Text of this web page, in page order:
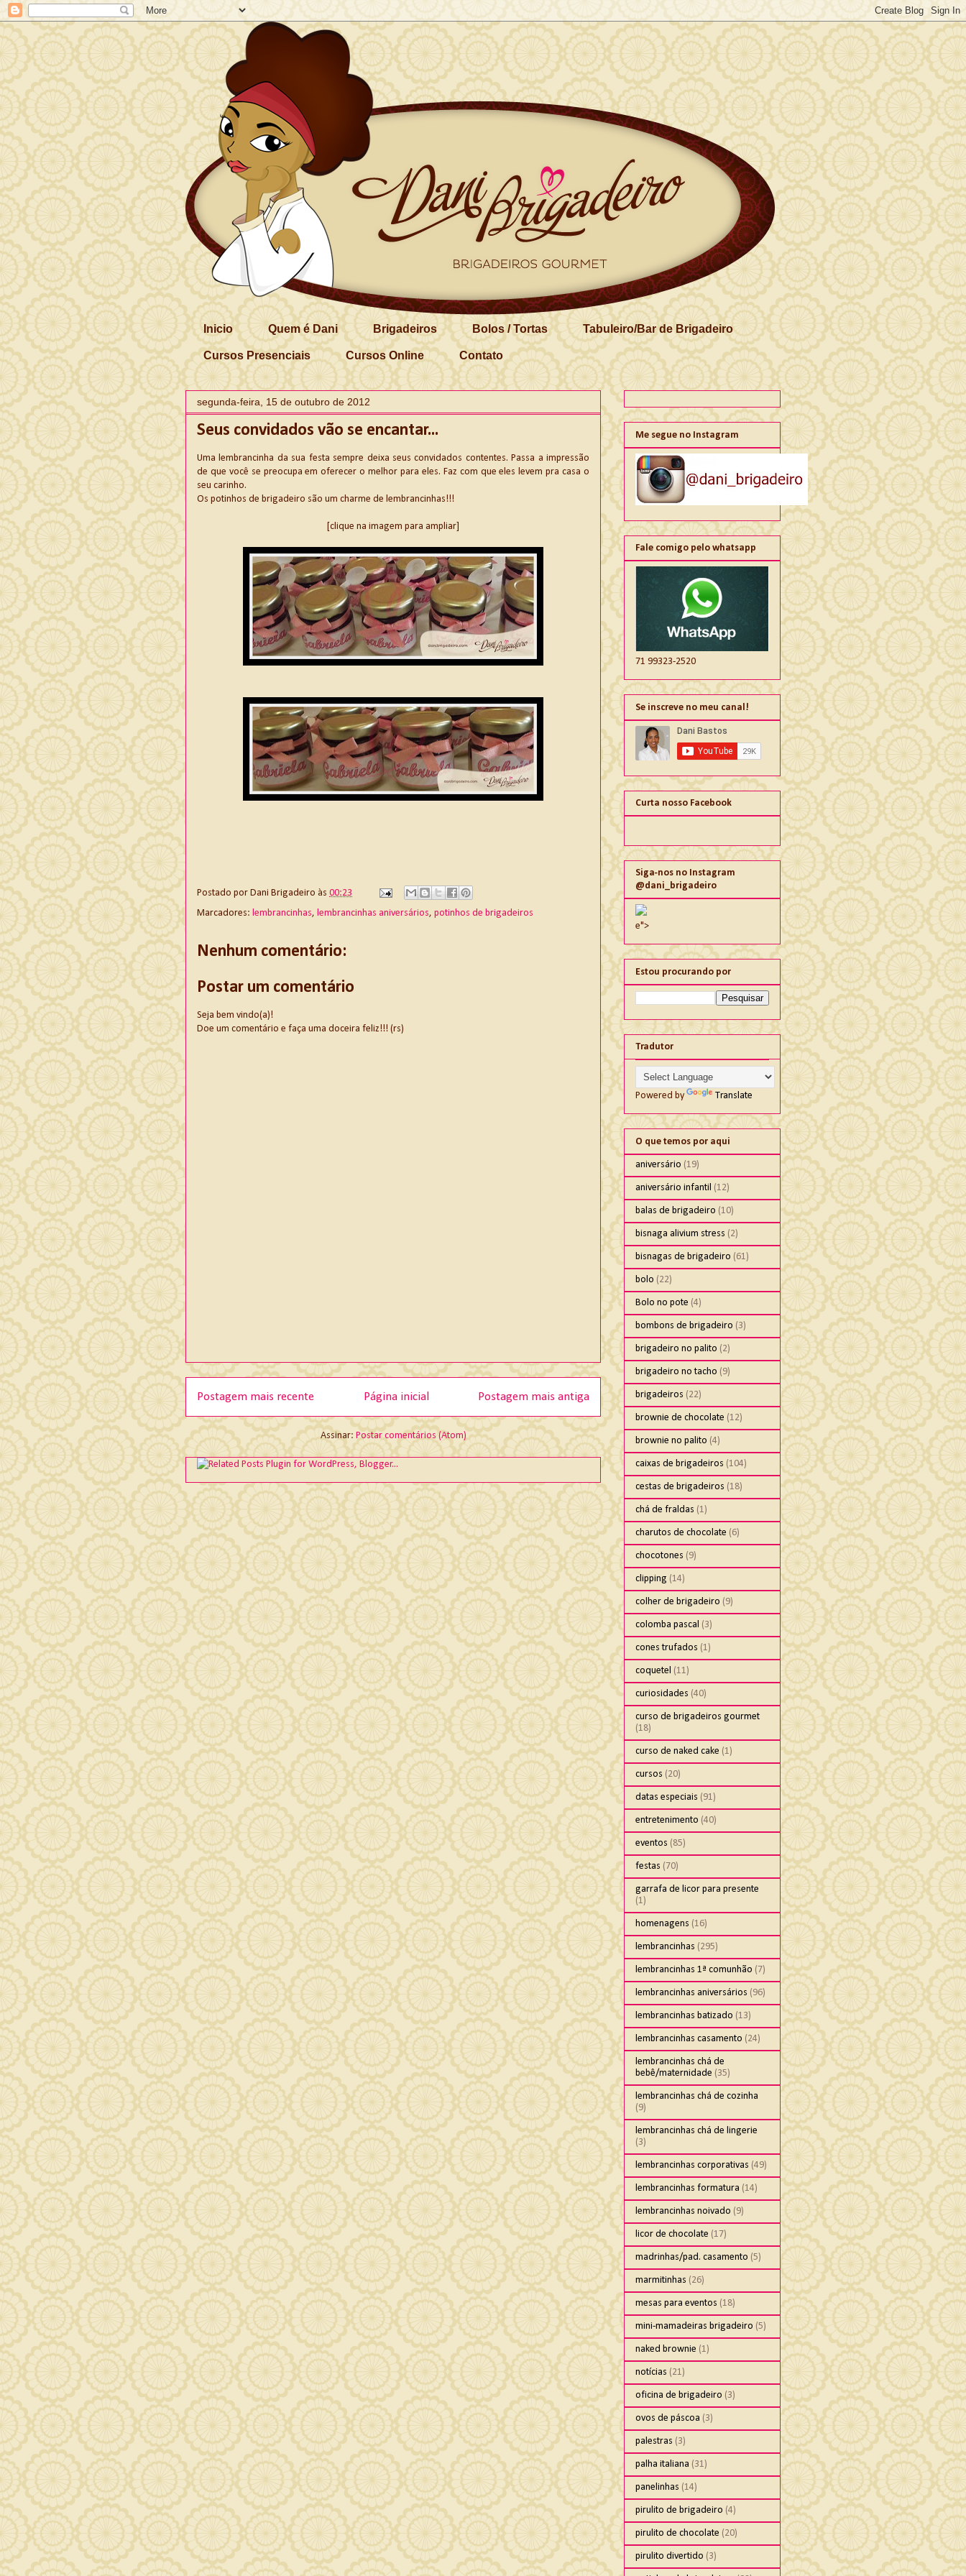
Inicio Quem é Dani Brigadeiros Bolos / Tortas Tabuleiro/Bar de Brigadeiro
Cursos Presenciais Cursos Online Contato
segunda-feira, 15 de outubro de 2012
Seus convidados vão se encantar...
Uma lembrancinha da sua festa sempre deixa seus convidados contentes. Passa a impressão
de que você se preocupa em oferecer o melhor para eles. Faz com que eles levem pra casa o
seu carinho.
Os potinhos de brigadeiro são um charme de lembrancinhas!!!
[clique na imagem para ampliar]
Postado por Dani Brigadeiro às 00:23
Marcadores: lembrancinhas, lembrancinhas aniversários, potinhos de brigadeiros
Nenhum comentário:
Postar um comentário
Seja bem vindo(a)!
Doe um comentário e faça uma doceira feliz!!! (rs)
Postagem mais recente Postagem mais antiga
Página inicial
Assinar: Postar comentários (Atom)
Me segue no Instagram
Fale comigo pelo whatsapp
71 99323-2520
Se inscreve no meu canal!
Curta nosso Facebook
Siga-nos no Instagram
@dani_brigadeiro
e">
Estou procurando por
Tradutor
Powered by Translate
O que temos por aqui
aniversário (19)
aniversário infantil (12)
balas de brigadeiro (10)
bisnaga alivium stress (2)
bisnagas de brigadeiro (61)
bolo (22)
Bolo no pote (4)
bombons de brigadeiro (3)
brigadeiro no palito (2)
brigadeiro no tacho (9)
brigadeiros (22)
brownie de chocolate (12)
brownie no palito (4)
caixas de brigadeiros (104)
cestas de brigadeiros (18)
chá de fraldas (1)
charutos de chocolate (6)
chocotones (9)
clipping (14)
colher de brigadeiro (9)
colomba pascal (3)
cones trufados (1)
coquetel (11)
curiosidades (40)
curso de brigadeiros gourmet
(18)
curso de naked cake (1)
cursos (20)
datas especiais (91)
entretenimento (40)
eventos (85)
festas (70)
garrafa de licor para presente
(1)
homenagens (16)
lembrancinhas (295)
lembrancinhas 1ª comunhão (7)
lembrancinhas aniversários (96)
lembrancinhas batizado (13)
lembrancinhas casamento (24)
lembrancinhas chá de
bebê/maternidade (35)
lembrancinhas chá de cozinha
(9)
lembrancinhas chá de lingerie
(3)
lembrancinhas corporativas (49)
lembrancinhas formatura (14)
lembrancinhas noivado (9)
licor de chocolate (17)
madrinhas/pad. casamento (5)
marmitinhas (26)
mesas para eventos (18)
mini-mamadeiras brigadeiro (5)
naked brownie (1)
notícias (21)
oficina de brigadeiro (3)
ovos de páscoa (3)
palestras (3)
palha italiana (31)
panelinhas (14)
pirulito de brigadeiro (4)
pirulito de chocolate (20)
pirulito divertido (3)